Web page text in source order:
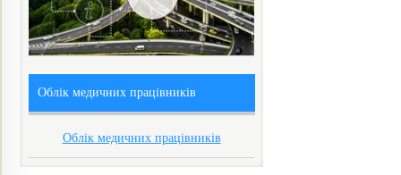
Облік медичних працівників
Облік медичних працівників